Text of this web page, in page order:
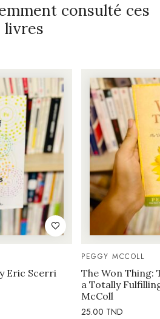
consulté ces
livres
Eric Scerri
PEGGY MCCOLL
The Won Thing:
a Totally
McColl
25.00 TND